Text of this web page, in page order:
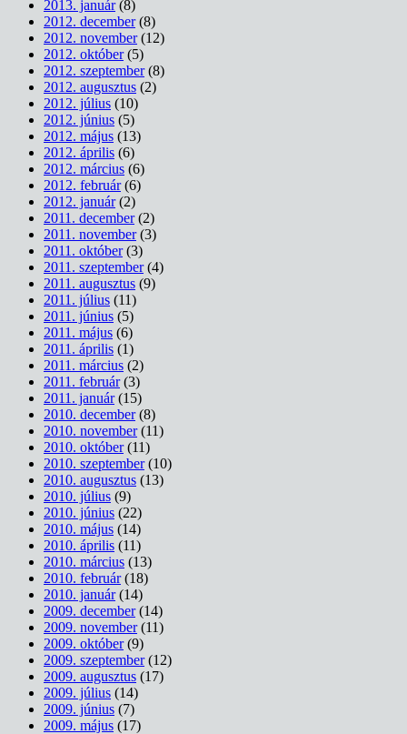
2013. január(8)
2012. december(8)
2012. november(12)
2012. október(5)
2012. szeptember(8)
2012. augusztus (2)
2012. július (10)
2012. június (5)
2012. május (13)
2012. április (6)
2012. március (6)
2012. február(6)
2012. január(2)
2011. december(2)
2011. november(3)
2011. október(3)
2011. szeptember(4)
2011. augusztus (9)
2011. július (11)
2011. június (5)
2011. május (6)
2011. április (1)
2011. március (2)
2011. február(3)
2011. január(15)
2010. december(8)
2010. november(11)
2010. október(11)
2010. szeptember(10)
2010. augusztus (13)
2010. július (9)
2010. június (22)
2010. május (14)
2010. április (11)
2010. március (13)
2010. február(18)
2010. január(14)
2009. december(14)
2009. november(11)
2009. október(9)
2009. szeptember(12)
2009. augusztus (17)
2009. július (14)
2009. június (7)
2009. május (17)